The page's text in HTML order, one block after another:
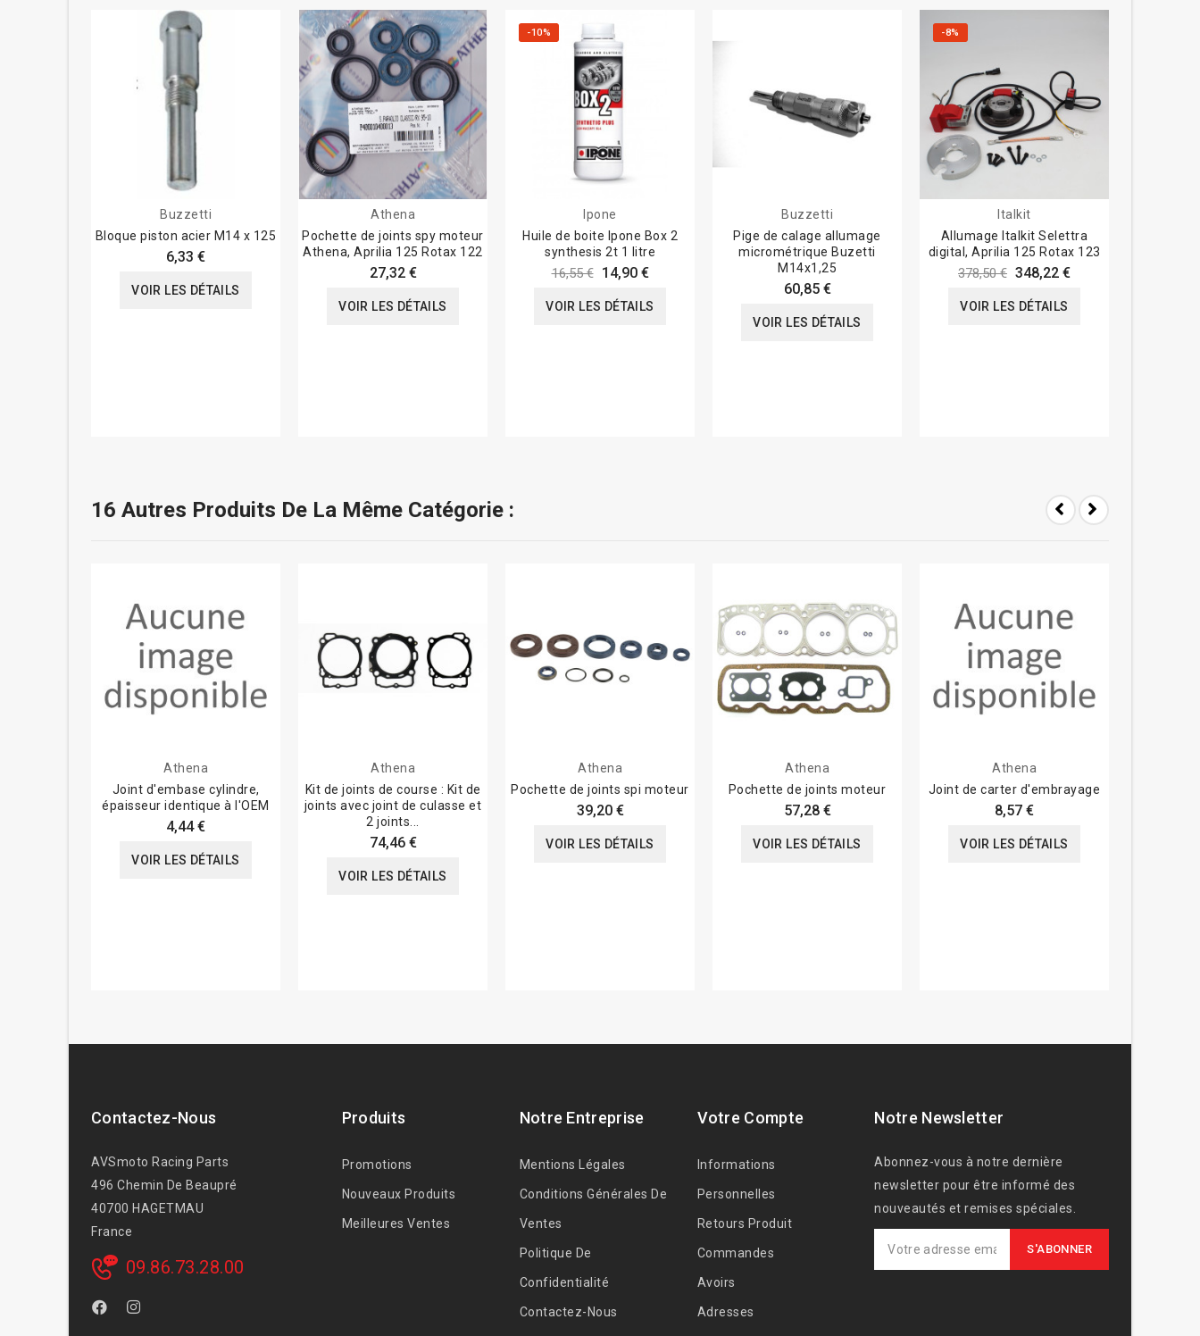
Buzzetti
Bloque piston acier M14 x 125
6,33 €
VOIR LES DÉTAILS
Athena
Pochette de joints spy moteur
Athena, Aprilia 125 Rotax 122
27,32 €
VOIR LES DÉTAILS
-10%
Ipone
Huile de boite Ipone Box 2
synthesis 2t 1 litre
16,55 € 14,90 €
VOIR LES DÉTAILS
Buzzetti
Pige de calage allumage
micrométrique Buzetti
M14x1,25
60,85 €
VOIR LES DÉTAILS
-8%
Italkit
Allumage Italkit Selettra
digital, Aprilia 125 Rotax 123
378,50 € 348,22 €
VOIR LES DÉTAILS
16 Autres Produits De La Même Catégorie :
Athena
Joint d'embase cylindre,
épaisseur identique à l'OEM
4,44 €
VOIR LES DÉTAILS
Athena
Kit de joints de course : Kit de
joints avec joint de culasse et
2 joints...
74,46 €
VOIR LES DÉTAILS
Athena
Pochette de joints spi moteur
39,20 €
VOIR LES DÉTAILS
Athena
Pochette de joints moteur
57,28 €
VOIR LES DÉTAILS
Athena
Joint de carter d'embrayage
8,57 €
VOIR LES DÉTAILS
Contactez-Nous
AVSmoto Racing Parts
496 Chemin De Beaupré
40700 HAGETMAU
France
09.86.73.28.00
Produits
Promotions
Nouveaux Produits
Meilleures Ventes
Notre Entreprise
Mentions Légales
Conditions Générales De
Ventes
Politique De
Confidentialité
Contactez-Nous
Votre Compte
Informations
Personnelles
Retours Produit
Commandes
Avoirs
Adresses
Notre Newsletter
Abonnez-vous à notre dernière
newsletter pour être informé des
nouveautés et remises spéciales.